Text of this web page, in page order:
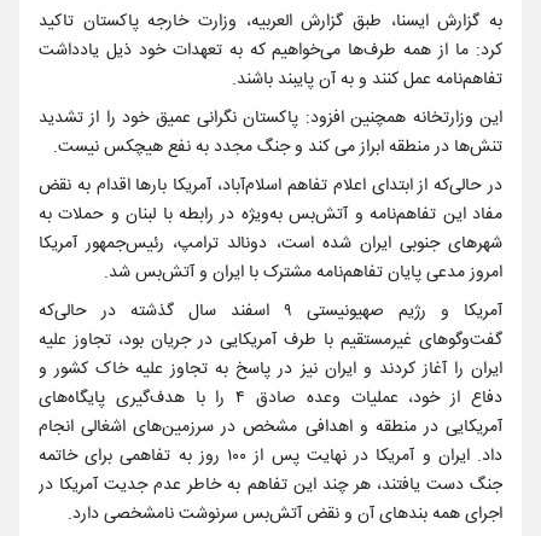
به گزارش ایسنا، طبق گزارش العربیه، وزارت خارجه پاکستان تاکید
کرد: ما از همه طرف‌ها می‌خواهیم که به تعهدات خود ذیل یادداشت
تفاهم‌نامه عمل کنند و به آن پایبند باشند.
این وزارتخانه همچنین افزود: پاکستان نگرانی عمیق خود را از تشدید
تنش‌ها در منطقه ابراز می کند و جنگ مجدد به نفع هیچکس نیست.
در حالی‌که از ابتدای اعلام تفاهم اسلام‌آباد، آمریکا بارها اقدام به نقض
مفاد این تفاهم‌نامه و آتش‌بس به‌ویژه در رابطه با لبنان و حملات به
شهرهای جنوبی ایران شده است، دونالد ترامپ، رئیس‌جمهور آمریکا
امروز مدعی پایان تفاهم‌نامه مشترک با ایران و آتش‌بس شد.
آمریکا و رژیم صهیونیستی ۹ اسفند سال گذشته در حالی‌که
گفت‌وگوهای غیرمستقیم با طرف آمریکایی در جریان بود، تجاوز علیه
ایران را آغاز کردند و ایران نیز در پاسخ به تجاوز علیه خاک کشور و
دفاع از خود، عملیات وعده صادق ۴ را با هدف‌گیری پایگاه‌های
آمریکایی در منطقه و اهدافی مشخص در سرزمین‌های اشغالی انجام
داد. ایران و آمریکا در نهایت پس از ۱۰۰ روز به تفاهمی برای خاتمه
جنگ دست یافتند، هر چند این تفاهم به خاطر عدم جدیت آمریکا در
اجرای همه بندهای آن و نقض آتش‌بس سرنوشت نامشخصی دارد.